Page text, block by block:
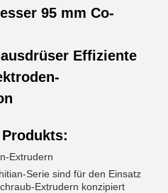
95 mm Co-
Effiziente
Extrudern
Serie sind für den Einsatz
Extrudern konzipiert